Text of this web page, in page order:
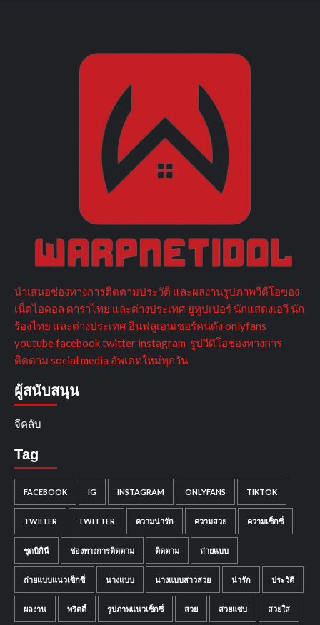
นำเสนอช่องทางการติดตามประวัติ และผลงานรูปภาพวีดีโอของ
เน็ตไอดอล ดาราไทย และต่างประเทศ ยูทูปเปอร์ นักแสดงเอวี นัก
ร้องไทย และต่างประเทศ อินฟลูเอนเซอร์คนดัง onlyfans
youtube facebook twitter instagram รูปวีดีโอช่องทางการ
ติดตาม social media อัพเดทใหม่ทุกวัน
ผู้สนับสนุน
จีคลับ
Tag
FACEBOOK IG INSTAGRAM ONLYFANS TIKTOK
TWIITER TWITTER ความน่ารัก ความสวย ความเซ็กซี่
ชุดบิกินี ช่องทางการติดตาม ติดตาม ถ่ายแบบ
ถ่ายแบบแนวเซ็กซี่ นางแบบ นางแบบสาวสวย น่ารัก ประวัติ
ผลงาน พริตตี้ รูปภาพแนวเซ็กซี่ สวย สวยแซ่บ สวยใส